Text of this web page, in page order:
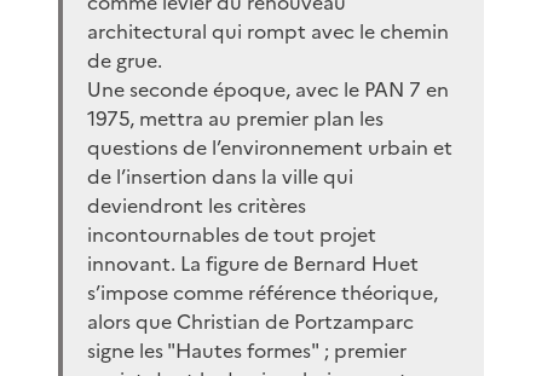
architectural qui rompt avec le chemin
de grue.
Une seconde époque, avec le PAN 7 en
1975, mettra au premier plan les
questions de l’environnement urbain et
de l’insertion dans la ville qui
deviendront les critères
incontournables de tout projet
innovant. La figure de Bernard Huet
s’impose comme référence théorique,
alors que Christian de Portzamparc
signe les "Hautes formes" ; premier